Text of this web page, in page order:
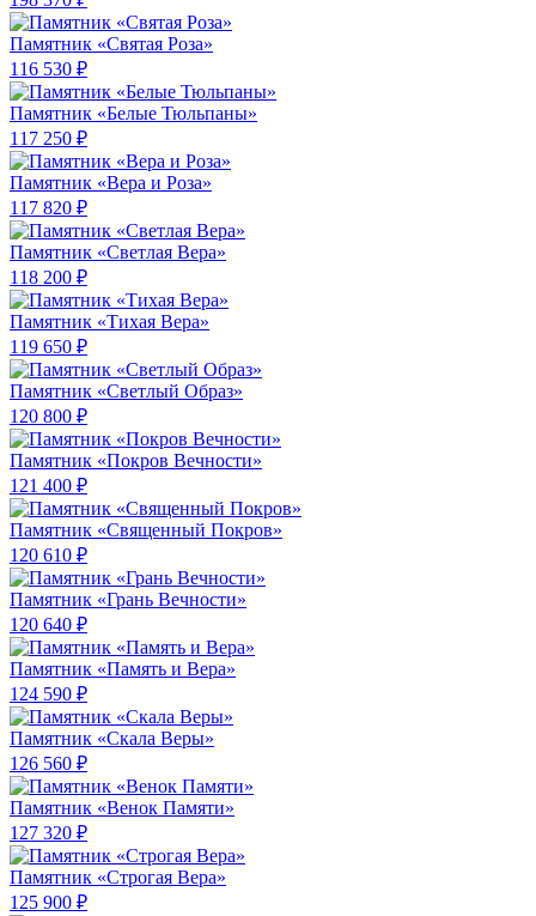
Памятник «Святая Роза»
116 530 ₽
Памятник «Белые Тюльпаны»
117 250 ₽
Памятник «Вера и Роза»
117 820 ₽
Памятник «Светлая Вера»
118 200 ₽
Памятник «Тихая Вера»
119 650 ₽
Памятник «Светлый Образ»
120 800 ₽
Памятник «Покров Вечности»
121 400 ₽
Памятник «Священный Покров»
120 610 ₽
Памятник «Грань Вечности»
120 640 ₽
Памятник «Память и Вера»
124 590 ₽
Памятник «Скала Веры»
126 560 ₽
Памятник «Венок Памяти»
127 320 ₽
Памятник «Строгая Вера»
125 900 ₽